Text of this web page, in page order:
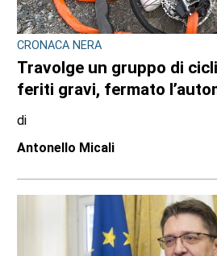
TURISTI IN CARROZZA
Il 9 e il 23 agosto torna il
Torino-Ceres
Gloria Rossatto